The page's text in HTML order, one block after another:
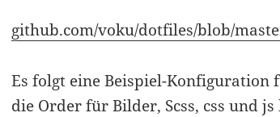
github.com/voku/dotfiles/blob/
Es folgt eine Beispiel-Konfiguration
die Order für Bilder, Scss, css und